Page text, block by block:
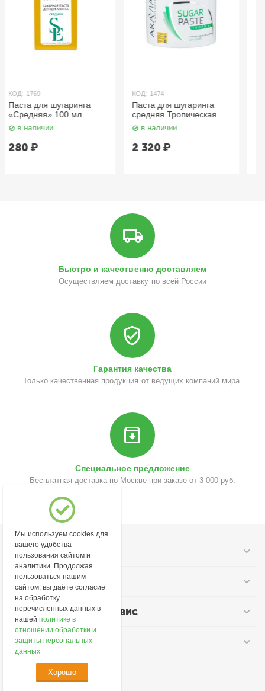
КОД: 1769
Паста для шугаринга
«Средняя» 100 мл.
в наличии
280
КОД: 1474
Паста для шугаринга
средняя Тропическая
в наличии
2 320
Быстро и качественно доставляем
Осуществляем доставку по всей России
Гарантия качества
Только качественная продукция от ведущих компаний мира.
Специальное предложение
Бесплатная доставка по Москве при заказе от 3 000 руб.
Моя учетная запись
Информация
Покупательский сервис
Контакты
Мы используем cookies для
вашего удобства
пользования сайтом и
аналитики. Продолжая
пользоваться нашим
сайтом, вы даёте согласие
на обработку
перечисленных данных в
нашейполитике в
отношении обработки и
защиты персональных
данных
Хорошо